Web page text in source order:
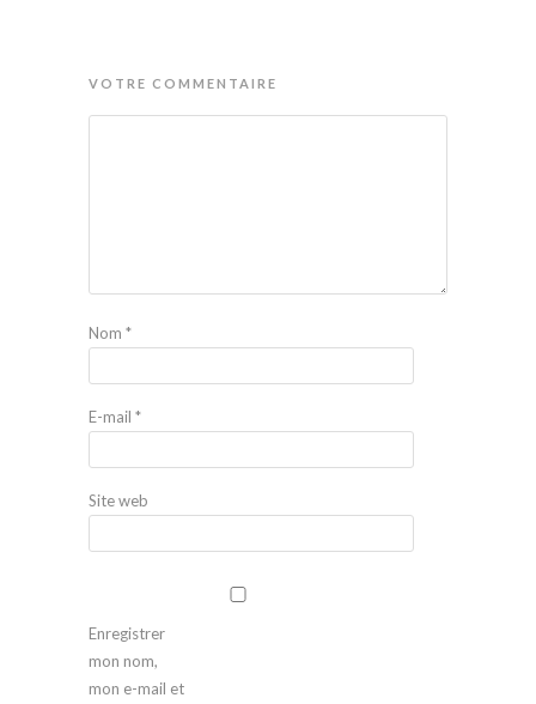
VOTRE COMMENTAIRE
Nom *
E-mail *
Site web
Enregistrer
mon nom,
mon e-mail et